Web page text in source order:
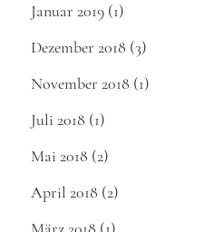
Januar 2019 (1)
Dezember 2018 (3)
November 2018 (1)
Juli 2018 (1)
Mai 2018 (2)
April 2018 (2)